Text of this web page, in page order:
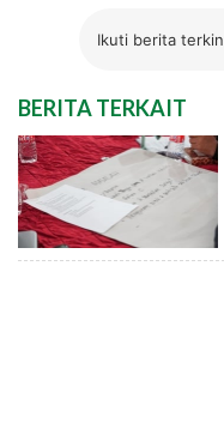
Ikuti berita
BERITA TERKAIT